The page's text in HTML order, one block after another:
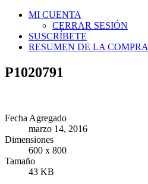
MI CUENTA
CERRAR SESIÓN
SUSCRÍBETE
RESUMEN DE LA COMPRA
P1020791
Fecha Agregado
marzo 14, 2016
Dimensiones
600 x 800
Tamaño
43 KB